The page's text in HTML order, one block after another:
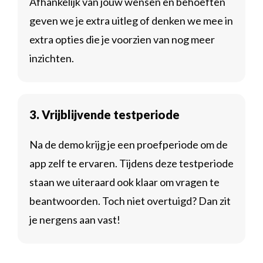
geven we je extra uitleg of denken we mee in
extra opties die je voorzien van nog meer
inzichten.
3. Vrijblijvende testperiode
Na de demo krijg je een proefperiode om de
app zelf te ervaren. Tijdens deze testperiode
staan we uiteraard ook klaar om vragen te
beantwoorden. Toch niet overtuigd? Dan zit
je nergens aan vast!